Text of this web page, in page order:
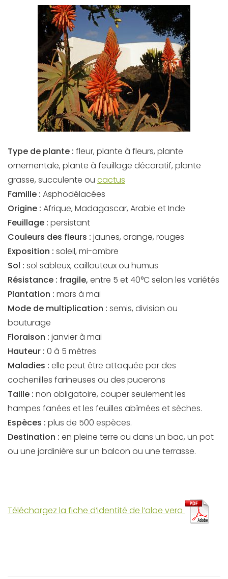
Type de plante : fleur, plante à fleurs, plante
ornementale, plante à feuillage décoratif, plante
grasse, succulente ou cactus
Famille : Asphodélacées
Origine : Afrique, Madagascar, Arabie et Inde
Feuillage : persistant
Couleurs des fleurs : jaunes, orange, rouges
Exposition : soleil, mi-ombre
Sol : sol sableux, caillouteux ou humus
Résistance : fragile, entre 5 et 40°C selon les variétés
Plantation : mars à mai
Mode de multiplication : semis, division ou
bouturage
Floraison : janvier à mai
Hauteur : 0 à 5 mètres
Maladies : elle peut être attaquée par des
cochenilles farineuses ou des pucerons
Taille : non obligatoire, couper seulement les
hampes fanées et les feuilles abîmées et sèches.
Espèces : plus de 500 espèces.
Destination : en pleine terre ou dans un bac, un pot
ou une jardinière sur un balcon ou une terrasse.
Téléchargez la fiche d’identité de l’aloe vera